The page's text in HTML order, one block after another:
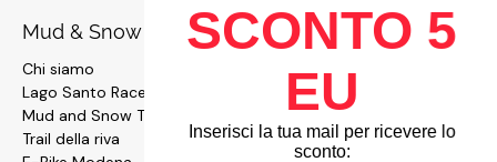
Mud & Snow
Chi siamo
Lago Santo Race
Mud and Snow Team
Trail della riva
SCONTO 5
EU
Inserisci la tua mail per ricevere lo
sconto: